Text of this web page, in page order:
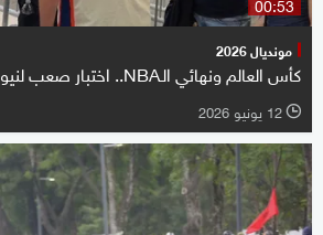
مونديال 2026
كأس العالم ونهائي الـNBA.. اختبار صعب لنيويورك
l 12 يونيو 2026